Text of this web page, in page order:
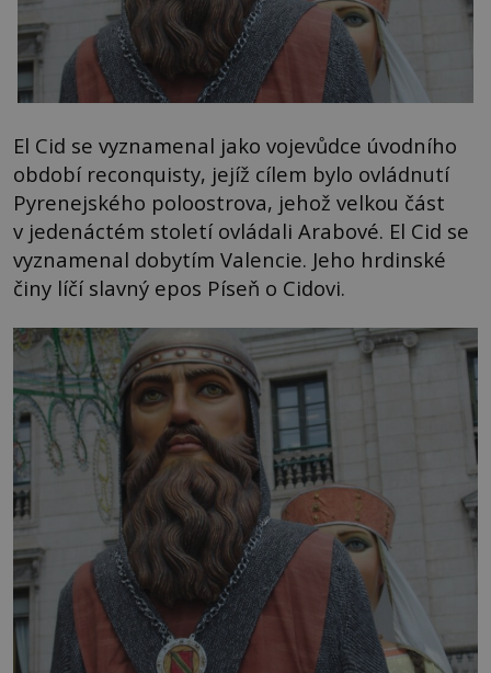
El Cid se vyznamenal jako vojevůdce úvodního
období reconquisty, jejíž cílem bylo ovládnutí
Pyrenejského poloostrova, jehož velkou část
v jedenáctém století ovládali Arabové. El Cid se
vyznamenal dobytím Valencie. Jeho hrdinské
činy líčí slavný epos Píseň o Cidovi.